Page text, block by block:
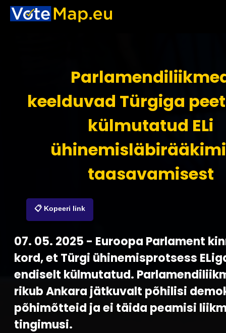
keelduvad Türgiga
külmutatud ELi
taasavamisest
📋 Kopeeri link
07. 05. 2025 - Euroopa Parlament
kord, et Türgi ühinemisprotsess
endiselt külmutatud.
rikub Ankara jätkuvalt põhilisi
põhimõtteid ja ei täida peamisi
tingimusi.